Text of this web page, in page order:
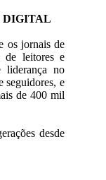
DIGITAL
os jornais de
de leitores e
liderança no
seguidores, e
de 400 mil
desde